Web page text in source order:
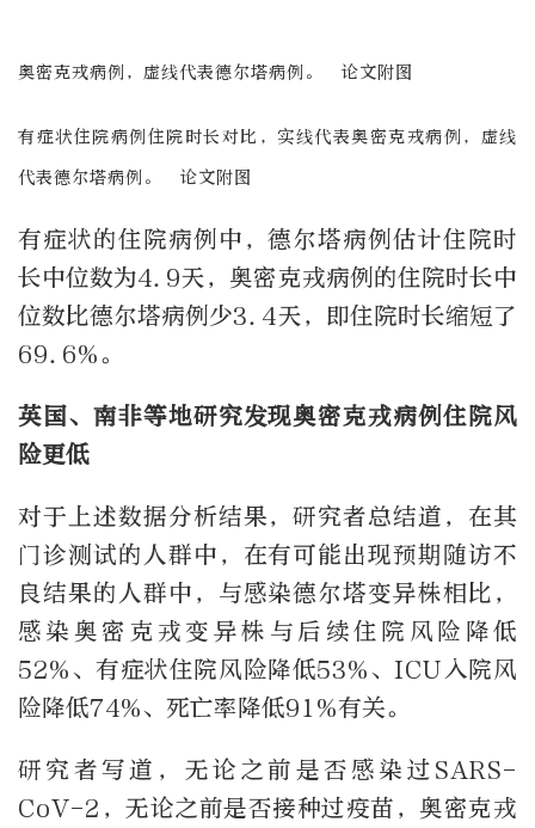
奥密克戎病例，虚线代表德尔塔病例。 论文附图
有症状住院病例住院时长对比，实线代表奥密克戎病例，虚线
代表德尔塔病例。 论文附图
有症状的住院病例中，德尔塔病例估计住院时
长中位数为4.9天，奥密克戎病例的住院时长中
位数比德尔塔病例少3.4天，即住院时长缩短了
69.6%。
英国、南非等地研究发现奥密克戎病例住院风
险更低
对于上述数据分析结果，研究者总结道，在其
门诊测试的人群中，在有可能出现预期随访不
良结果的人群中，与感染德尔塔变异株相比，
感染奥密克戎变异株与后续住院风险降低
52%、有症状住院风险降低53%、ICU入院风
险降低74%、死亡率降低91%有关。
研究者写道，无论之前是否感染过SARS-
CoV-2，无论之前是否接种过疫苗，奥密克戎